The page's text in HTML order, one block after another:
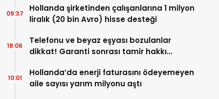
Hollanda şirketinden çalışanlarına 1 milyon
liralık (20 bin Avro) hisse desteği
09:37
Telefonu ve beyaz eşyası bozulanlar
dikkat! Garanti sonrası tamir hakkı
18:06
Hollanda’da enerji faturasını ödeyemeyen
aile sayısı yarım milyonu aştı
10:01